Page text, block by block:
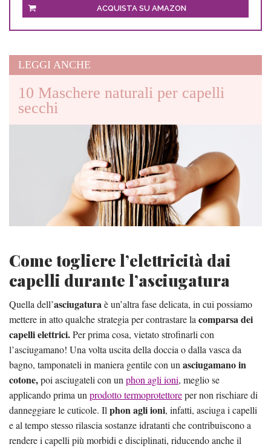
ACQUISTA SU AMAZON
LEGGI ANCHE
10 Maschere naturali per capelli
secchi
Come togliere l’elettricità dai
capelli durante l’asciugatura
Quella dell’asciugatura è un’altra fase delicata, in cui possiamo
mettere in atto qualche strategia per contrastare la comparsa dei
capelli elettrici.Per prima cosa, vietato strofinarli con
l’asciugamano! Una volta uscita della doccia o dalla vasca da
bagno, tamponateli in maniera gentile con un asciugamano in
cotone,poi asciugateli con un phon agli ioni, meglio se
applicando prima un prodotto termoprotettoreper non rischiare di
danneggiare le cuticole. Il phon agli ioni, infatti, asciuga i capelli
e al tempo stesso rilascia sostanze idratanti che contribuiscono a
rendere i capelli più morbidi e disciplinati, riducendo anche il